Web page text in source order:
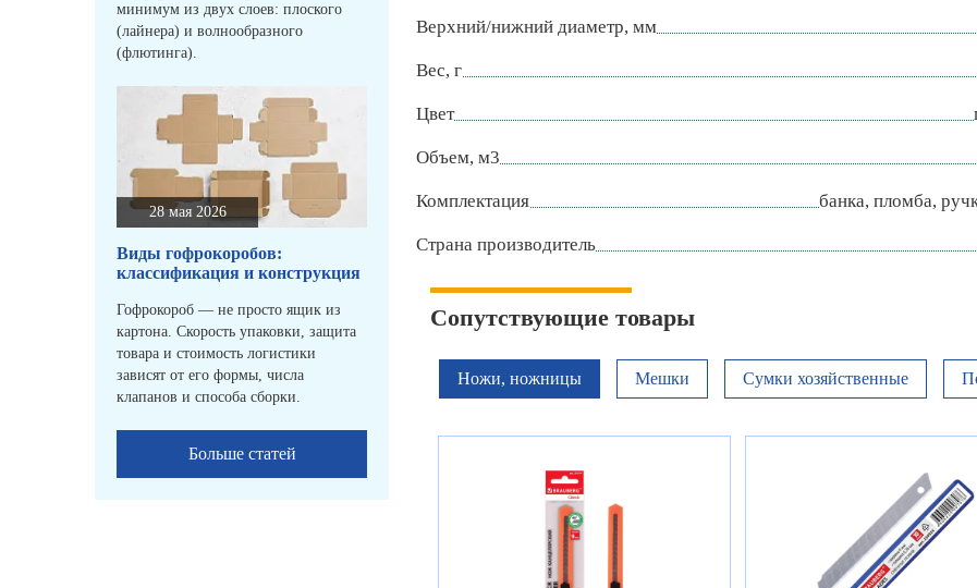
минимум из двух слоев: плоского
(лайнера) и волнообразного
(флютинга).
28 мая 2026
Виды гофрокоробов:
классификация и конструкция
Гофрокороб — не просто ящик из
картона. Скорость упаковки, защита
товара и стоимость логистики
зависят от его формы, числа
клапанов и способа сборки.
Больше статей
Верхний/нижний диаметр, мм
Вес, г
Цвет
Объем, м3
Комплектация банка, пломба,
Страна производитель
Сопутствующие товары
Ножи, ножницы Мешки Сумки хозяйственные